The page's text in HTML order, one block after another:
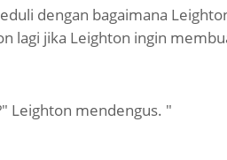
dengan bagaimana
lagi jika Leighton ingin
Leighton mendengus. "